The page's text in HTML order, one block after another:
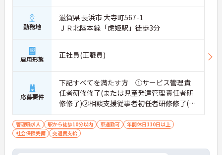
勤務地
滋賀県 長浜市 大寺町567-1
ＪＲ北陸本線「虎姫駅」徒歩3分
雇用形態 正社員(正職員)
応募要件
下記すべてを満たす方 ①サービス管理責
任者研修修了(または児童発達管理責任者研
修修了)②相談支援従事者初任者研修修了(ま
たは相談支援従事者実務者研修修了)③普通
自動車運転免許(AT限定可)
管理職求人 駅から徒歩10分以内 車通勤可
年間休日110日以上
社会保険完備
交通費支給